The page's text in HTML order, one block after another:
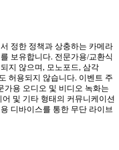
정한 정책과 상충하는 카메라
보유합니다. 전문가용/교환식
지 않으며, 모노포드, 삼각
허용되지 않습니다. 이벤트 주
가용 오디오 및 비디오 녹화는
및 기타 형태의 커뮤니케이션
디바이스를 통한 무단 라이브